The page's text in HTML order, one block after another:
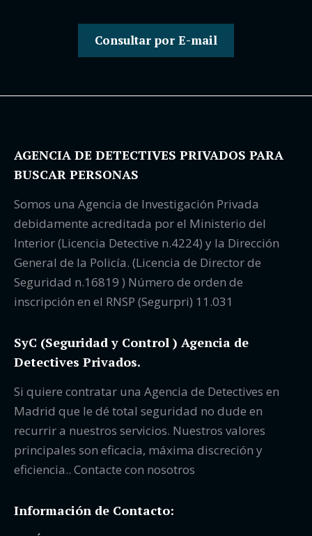
Consultar por E-mail
AGENCIA DE DETECTIVES PRIVADOS PARA
BUSCAR PERSONAS
Somos una Agencia de Investigación Privada
debidamente acreditada por el Ministerio del
Interior (Licencia Detective n.4224) y la Dirección
General de la Policía. (Licencia de Director de
Seguridad n.16819 ) Número de orden de
inscripción en el RNSP (Segurpri) 11.031
SyC (Seguridad y Control ) Agencia de
Detectives Privados.
Si quiere contratar una Agencia de Detectives en
Madrid que le dé total seguridad no dude en
recurrir a nuestros servicios. Nuestros valores
principales son eficacia, máxima discreción y
eficiencia.. Contacte con nosotros
Información de Contacto: